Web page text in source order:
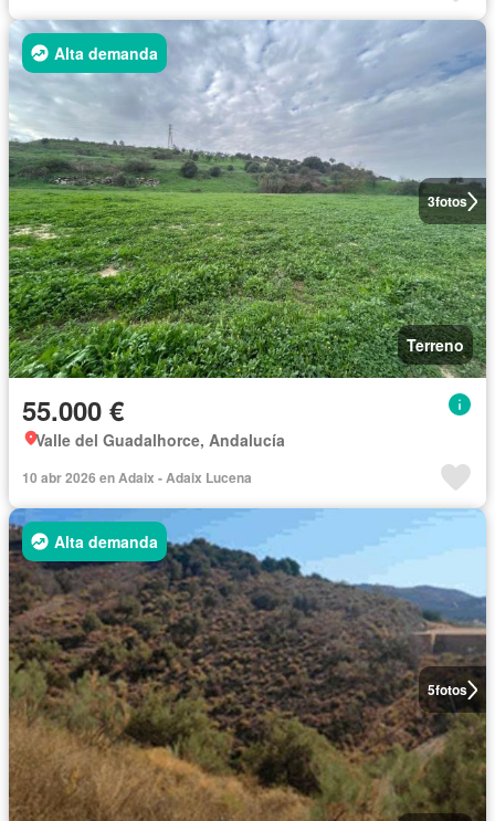
3fotos
Alta demanda
Terreno
55.000 €
Valle del Guadalhorce, Andalucía
10 abr 2026 en Adaix - Adaix Lucena
5fotos
Alta demanda